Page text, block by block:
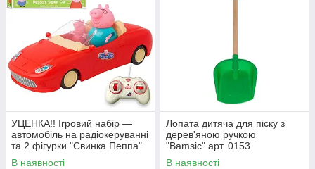
УЦЕНКА!! Ігровий набір —
автомобіль на радіокеруванні
та 2 фігурки "Свинка Пеппа"
(Peppa Pig) арт. 000-1
В наявності
Лопата дитяча для піску з
дерев'яною ручкою
"Bamsic" арт. 0153
В наявності